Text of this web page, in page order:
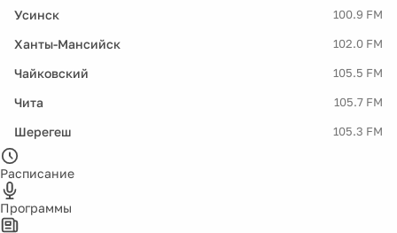
Усинск 100.9 FM
Ханты-Мансийск 102.0 FM
Чайковский 105.5 FM
Чита 105.7 FM
Шерегеш 105.3 FM
Расписание
Программы